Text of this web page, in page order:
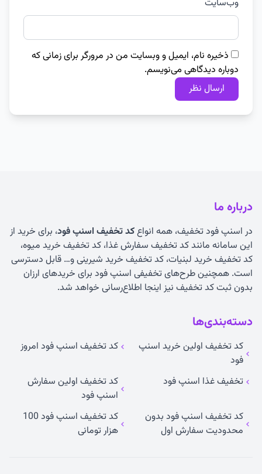
وب‌سایت
ذخیره نام، ایمیل و وبسایت من در مرورگر برای زمانی که
دوباره دیدگاهی می‌نویسم.
درباره ما
در اسنپ فود تخفیف، همه انواعکد تخفیف اسنپ فود، برای خرید از
این سامانه مانند کد تخفیف سفارش غذا، کد تخفیف خرید میوه،
کد تخفیف خرید لبنیات، کد تخفیف خرید شیرینی و… قابل دسترسی
است. همچنین طرح‌های تخفیفی اسنپ فود برای خریدهای ارزان
بدون ثبت کد تخفیف نیز اینجا اطلاع‌رسانی خواهد شد.
دسته‌بندی‌ها
کد تخفیف اولین خرید اسنپ
فود
کد تخفیف اسنپ فود امروز
تخفیف غذا اسنپ فود
کد تخفیف اولین سفارش
اسنپ فود
کد تخفیف اسنپ فود بدون
محدودیت سفارش اول
کد تخفیف اسنپ فود 100
هزار تومانی